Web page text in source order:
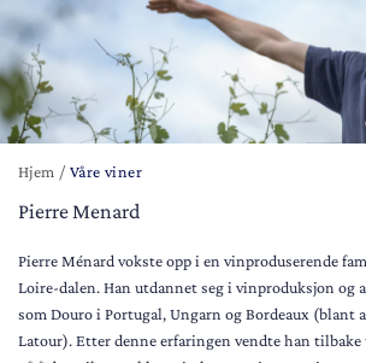
Hjem / Våre viner
Pierre Menard
Pierre Ménard vokste opp i en vinproduserende
Loire-dalen. Han utdannet seg i vinproduksjon og
som Douro i Portugal, Ungarn og Bordeaux (blant
Latour). Etter denne erfaringen vendte han